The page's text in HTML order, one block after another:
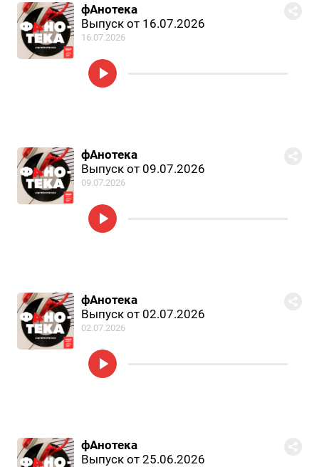
фАнотека
Выпуск от 16.07.2026
16.07.2026
фАнотека
Выпуск от 09.07.2026
09.07.2026
фАнотека
Выпуск от 02.07.2026
02.07.2026
фАнотека
Выпуск от 25.06.2026